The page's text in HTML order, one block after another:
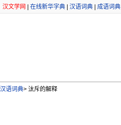
汉文学网 在线新华字典 汉语词典 成语词典
汉语词典> 汰斥的解释